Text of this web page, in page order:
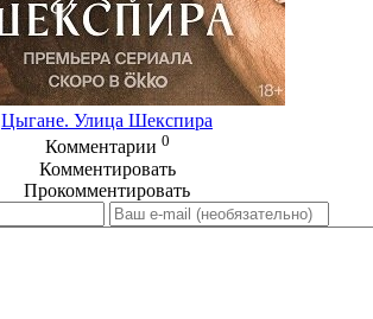
Цыгане. Улица Шекспира
Комментарии 0
Комментировать
Прокомментировать